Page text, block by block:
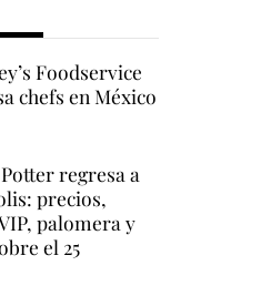
Foodservice
chefs en México
regresa a
precios,
palomera y
el 25